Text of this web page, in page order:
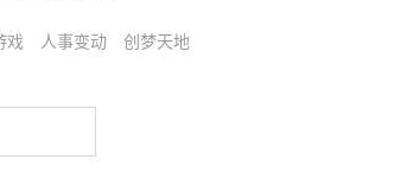
戏 人事变动 创梦天地